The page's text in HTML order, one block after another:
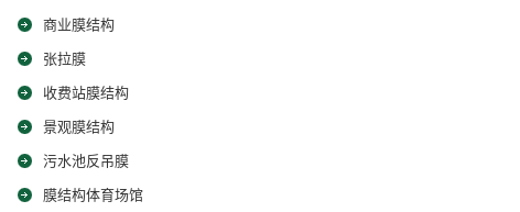
商业膜结构
张拉膜
收费站膜结构
景观膜结构
污水池反吊膜
膜结构体育场馆